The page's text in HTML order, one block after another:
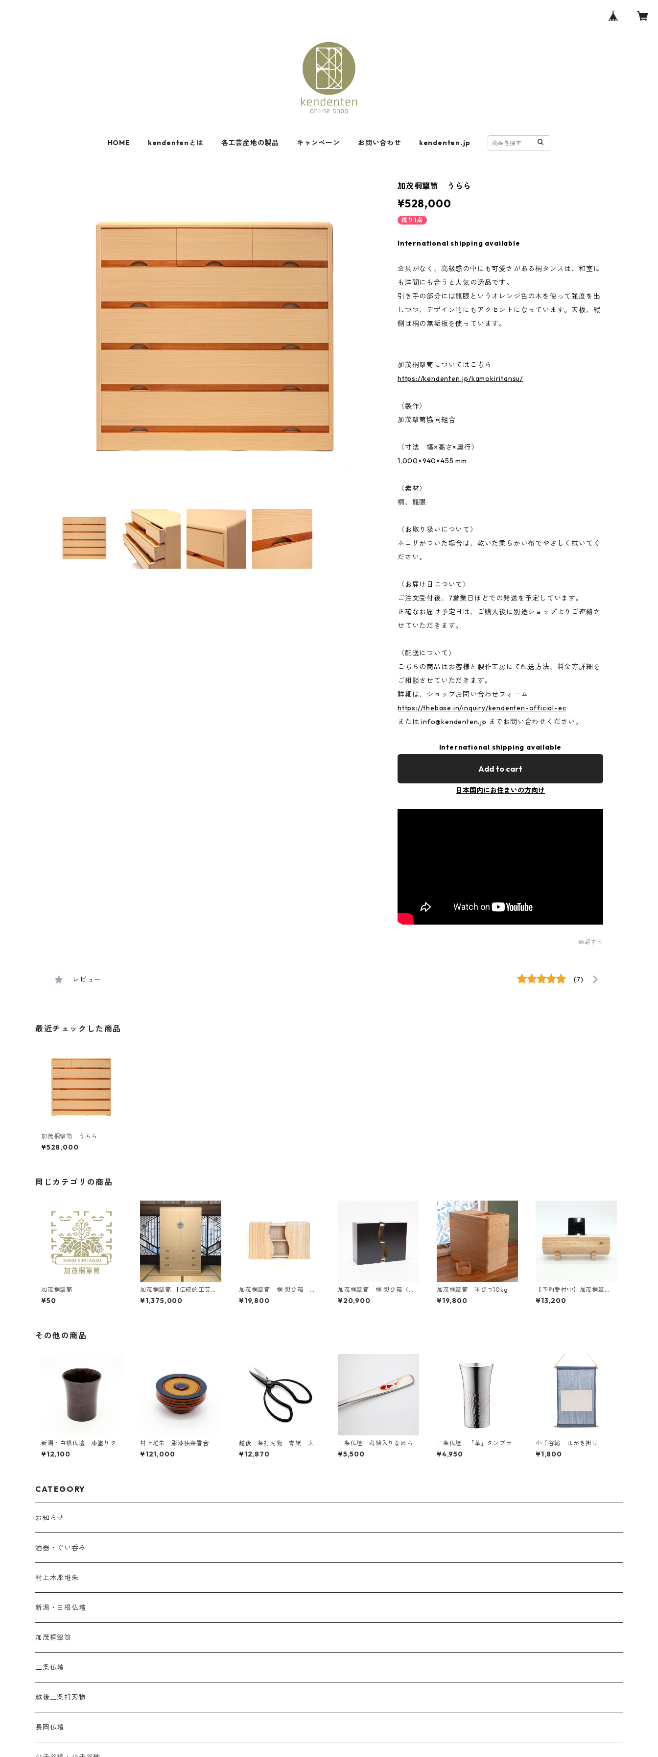
HOME kendentenとは 各工芸産地の製品 キャンペーン お問い合わせ kendenten.jp
加茂桐簞笥 うらら
¥528,000
残り1点
International shipping available
金具がなく、高級感の中にも可愛さがある桐タンスは、和室に
も洋間にも合うと人気の逸品です。
引き手の部分には龍眼というオレンジ色の木を使って強度を出
しつつ、デザイン的にもアクセントになっています。天板、縦
側は桐の無垢板を使っています。
加茂桐簞笥についてはこちら
https://kendenten.jp/kamokiritansu/
〈製作〉
加茂簞笥協同組合
〈寸法 幅×高さ×奥行〉
1,000×940×455 mm
〈素材〉
桐、龍眼
〈お取り扱いについて〉
ホコリがついた場合は、乾いた柔らかい布でやさしく拭いてく
ださい。
〈お届け日について〉
ご注文受付後、7営業日ほどでの発送を予定しています。
正確なお届け予定日は、ご購入後に別途ショップよりご連絡さ
せていただきます。
〈配送について〉
こちらの商品はお客様と製作工房にて配送方法、料金等詳細を
ご相談させていただきます。
詳細は、ショップお問い合わせフォーム
https://thebase.in/inquiry/kendenten-official-ec
またはinfo@kendenten.jp までお問い合わせください。
International shipping available
Add to cart
日本国内にお住まいの方向け
通報する
レビュー (7)
最近チェックした商品
加茂桐簞笥 うらら
¥528,000
同じカテゴリの商品
加茂桐簞笥
¥50
加茂桐簞笥 【伝統的工芸
品】総桐着物箪笥 七宝
下三大洋（衣装盆7枚 小引
¥1,375,000
加茂桐簞笥 桐 想ひ箱 ク
リア（木地）
¥19,800
加茂桐簞笥 桐 想ひ箱（黒
／紅）
¥20,900
加茂桐簞笥 米びつ10kg
¥19,800
【予約受付中】加茂桐簞
笥 桐エコスピーカー 組
子付（木地）
¥13,200
その他の商品
新潟・白根仏壇 漆塗りタ
ンブラー小
¥12,100
村上堆朱 彫漆独楽香合
（色違い3種あり）
¥121,000
越後三条打刃物 青紙 大
久保鋏 3寸
¥12,870
三条仏壇 蒔絵入りなめら
かカレースプーン1本（艶消
し）絵柄2種あり
¥5,500
三条仏壇 「華」タンブラ
ーストレート 槌目・艶消
し 140ml No.4697
¥4,950
小千谷縮 はがき掛け
¥1,800
CATEGORY
お知らせ
酒器・ぐい呑み
村上木彫堆朱
新潟・白根仏壇
加茂桐簞笥
三条仏壇
越後三条打刃物
長岡仏壇